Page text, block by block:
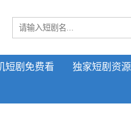
短剧免费看 独家短剧资源